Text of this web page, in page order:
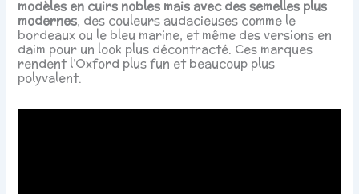
modèles en cuirs nobles mais avec des semelles plus
modernes, des couleurs audacieuses comme le
bordeaux ou le bleu marine, et même des versions en
daim pour un look plus décontracté. Ces marques
rendent l’Oxford plus fun et beaucoup plus
polyvalent.